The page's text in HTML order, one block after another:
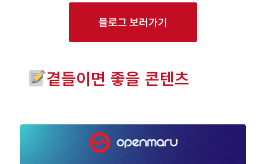
블로그 보러가기
곁들이면 좋을 콘텐츠